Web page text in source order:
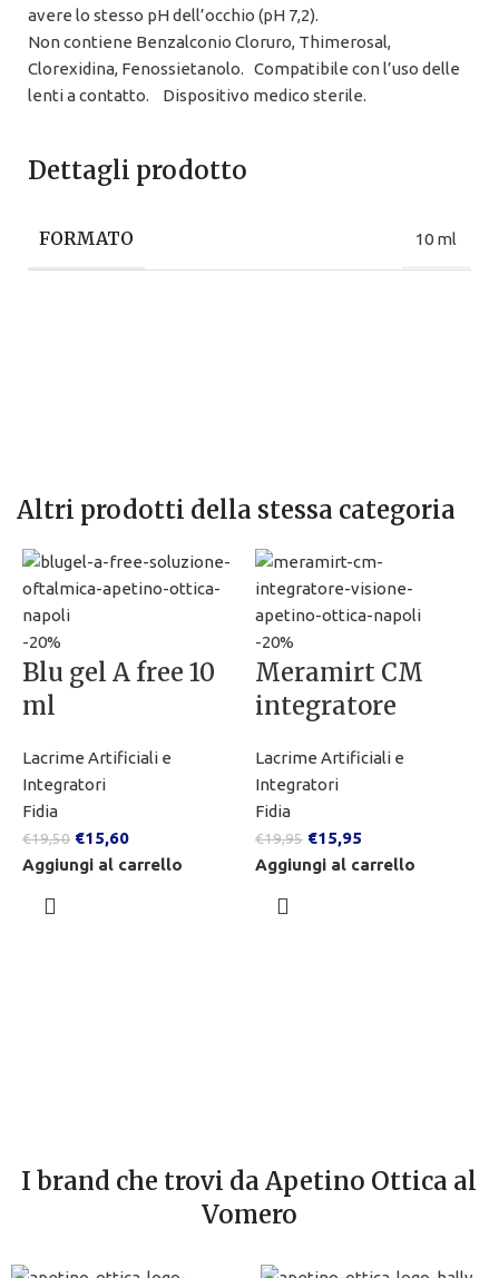
avere lo stesso pH dell’occhio (pH 7,2).
Non contiene Benzalconio Cloruro, Thimerosal,
Clorexidina, Fenossietanolo. Compatibile con l’uso delle
lenti a contatto. Dispositivo medico sterile.
Dettagli prodotto
FORMATO 10 ml
Altri prodotti della stessa categoria
-20%
Blu gel A free 10
ml
Lacrime Artificiali e
Integratori
Fidia
€19,50 €15,60
Aggiungi al carrello
-20%
Meramirt CM
integratore
Lacrime Artificiali e
Integratori
Fidia
€19,95 €15,95
Aggiungi al carrello
I brand che trovi da Apetino Ottica al
Vomero